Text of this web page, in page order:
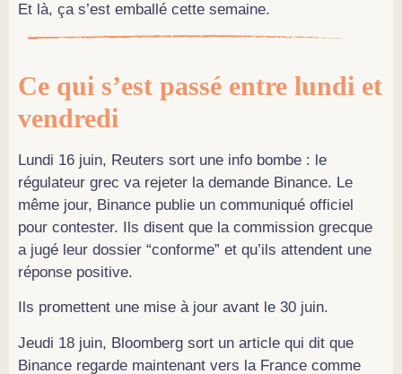
Et là, ça s’est emballé cette semaine.
Ce qui s’est passé entre lundi et
vendredi
Lundi 16 juin, Reuters sort une info bombe : le
régulateur grec va rejeter la demande Binance. Le
même jour, Binance publie un communiqué officiel
pour contester. Ils disent que la commission grecque
a jugé leur dossier “conforme” et qu’ils attendent une
réponse positive.
Ils promettent une mise à jour avant le 30 juin.
Jeudi 18 juin, Bloomberg sort un article qui dit que
Binance regarde maintenant vers la France comme